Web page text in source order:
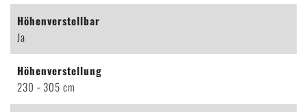
Höhenverstellbar
Ja
Höhenverstellung
230 - 305 cm